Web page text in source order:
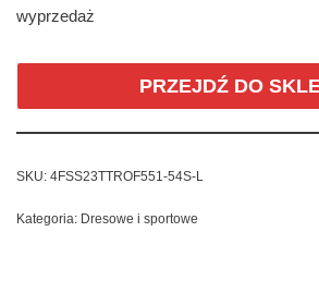
wyprzedaż
PRZEJDŹ DO
SKU: 4FSS23TTROF551-54S-L
Kategoria: Dresowe i sportowe